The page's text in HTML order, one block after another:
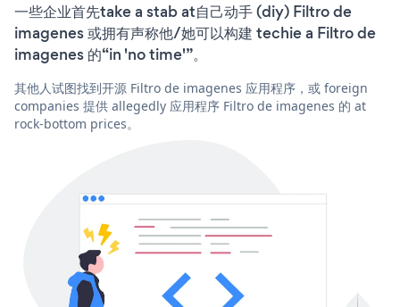
一些企业首先take a stab at自己动手 (diy) Filtro de
imagenes 或拥有声称他/她可以构建 techie a Filtro de
imagenes 的“in 'no time'”。
其他人试图找到开源 Filtro de imagenes 应用程序，或 foreign
companies 提供 allegedly 应用程序 Filtro de imagenes 的 at
rock-bottom prices。